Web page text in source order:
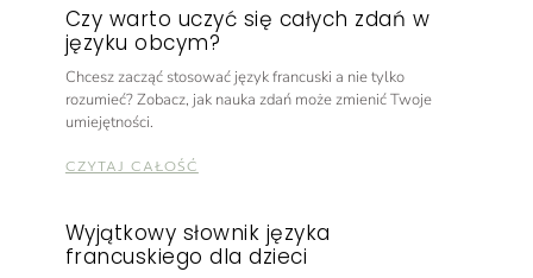
Czy warto uczyć się całych zdań w
języku obcym?
Chcesz zacząć stosować język francuski a nie tylko
rozumieć? Zobacz, jak nauka zdań może zmienić Twoje
umiejętności.
CZYTAJ CAŁOŚĆ
Wyjątkowy słownik języka
francuskiego dla dzieci